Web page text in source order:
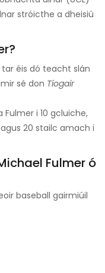
stróicthe a dheisiú
tar éis dó teacht slán
sé don Tíogair
i 10 gcluiche,
20 stailc amach i
Fulmer ó
baseball gairmiúil